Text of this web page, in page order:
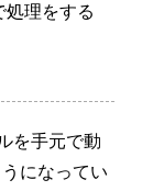
処理をする
を手元で動
になってい